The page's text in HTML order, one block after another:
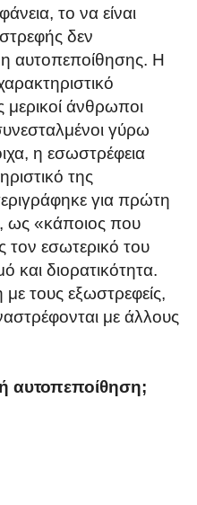
το να είναι
δεν
αυτοπεποίθησης. Η
άνθρωποι
γύρω
η εσωστρέφεια
της
για πρώτη
ως «κάποιος που
τον εσωτερικό του
και διορατικότητα.
με τους εξωστρεφείς,
με άλλους
αυτοπεποίθηση;